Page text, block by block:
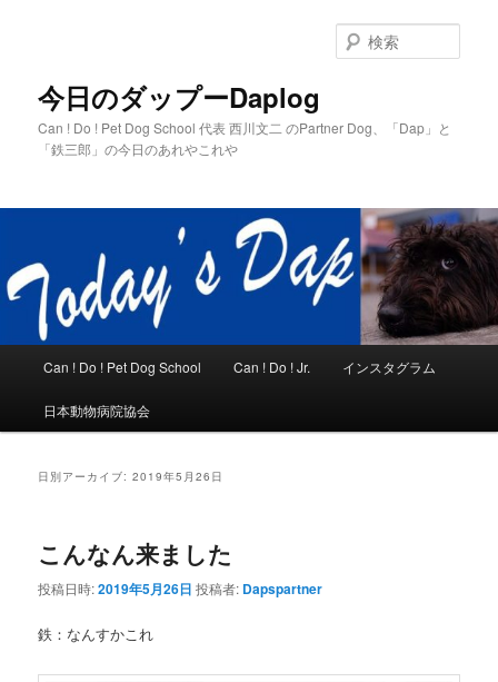
今日のダップーDaplog
Can ! Do ! Pet Dog School 代表 西川文二 のPartner Dog、「Dap」と
「鉄三郎」の今日のあれやこれや
索
メ
Can ! Do ! Pet Dog School Can ! Do ! Jr. インスタグラム
日本動物病院協会
日別アーカイブ:2019年5月26日
こんなん来ました
投稿日時:2019年5月26日 投稿者: Dapspartner
鉄：なんすかこれ